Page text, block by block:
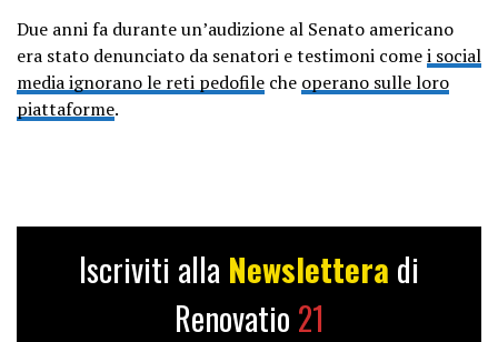
Due anni fa durante un’audizione al Senato americano
era stato denunciato da senatori e testimoni comei social
media ignorano le reti pedofile che operano sulle loro
piattaforme.
Iscriviti alla Newslettera di
Renovatio 21